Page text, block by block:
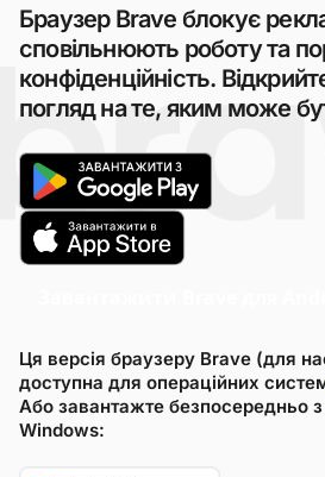
Браузер Brave блокує
сповільнюють роботу та
конфіденційність.
погляд на те, яким може
Ця версія браузеру Brave (для
доступна для операційних
Або завантажте безпосередньо
Windows: